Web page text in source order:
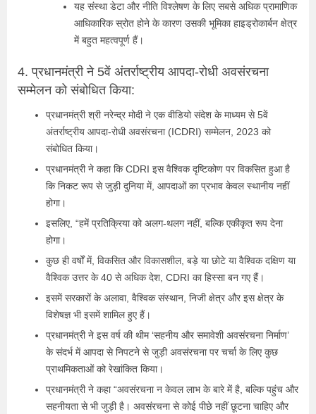
यह संस्था डेटा और नीति विश्लेषण के लिए सबसे अधिक प्रामाणिक
आधिकारिक स्रोत होने के कारण उसकी भूमिका हाइड्रोकार्बन क्षेत्र
में बहुत महत्वपूर्ण हैं।
4. प्रधानमंत्री ने 5वें अंतर्राष्ट्रीय आपदा-रोधी अवसंरचना
सम्मेलन को संबोधित किया:
प्रधानमंत्री श्री नरेन्द्र मोदी ने एक वीडियो संदेश के माध्यम से 5वें
अंतर्राष्ट्रीय आपदा-रोधी अवसंरचना (ICDRI) सम्मेलन, 2023 को
संबोधित किया।
प्रधानमंत्री ने कहा कि CDRI इस वैश्विक दृष्टिकोण पर विकसित हुआ है
कि निकट रूप से जुड़ी दुनिया में, आपदाओं का प्रभाव केवल स्थानीय नहीं
होगा।
इसलिए, “हमें प्रतिक्रिया को अलग-थलग नहीं, बल्कि एकीकृत रूप देना
होगा।
कुछ ही वर्षों में, विकसित और विकासशील, बड़े या छोटे या वैश्विक दक्षिण या
वैश्विक उत्तर के 40 से अधिक देश, CDRI का हिस्सा बन गए हैं।
इसमें सरकारों के अलावा, वैश्विक संस्थान, निजी क्षेत्र और इस क्षेत्र के
विशेषज्ञ भी इसमें शामिल हुए हैं।
प्रधानमंत्री ने इस वर्ष की थीम ‘सहनीय और समावेशी अवसंरचना निर्माण’
के संदर्भ में आपदा से निपटने से जुड़ी अवसंरचना पर चर्चा के लिए कुछ
प्राथमिकताओं को रेखांकित किया।
प्रधानमंत्री ने कहा “अवसंरचना न केवल लाभ के बारे में है, बल्कि पहुंच और
सहनीयता से भी जुड़ी है। अवसंरचना से कोई पीछे नहीं छूटना चाहिए और